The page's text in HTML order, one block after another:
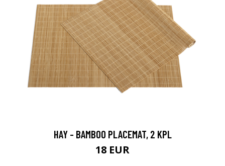
HAY - BAMBOO PLACEMAT, 2 KPL
18 EUR